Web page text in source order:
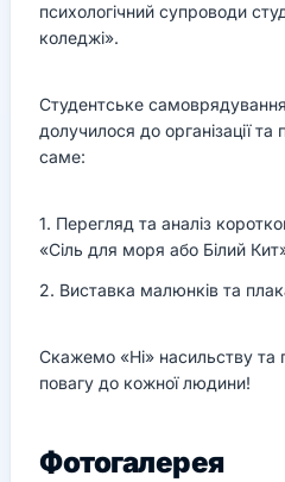
психологічний супроводи
коледжі».
Студентське
долучилося до організації
саме:
1. Перегляд та аналіз
«Сіль для моря або Білий
2. Виставка малюнків та
Скажемо «Ні» насильству та
повагу до кожної людини!
Фотогалерея